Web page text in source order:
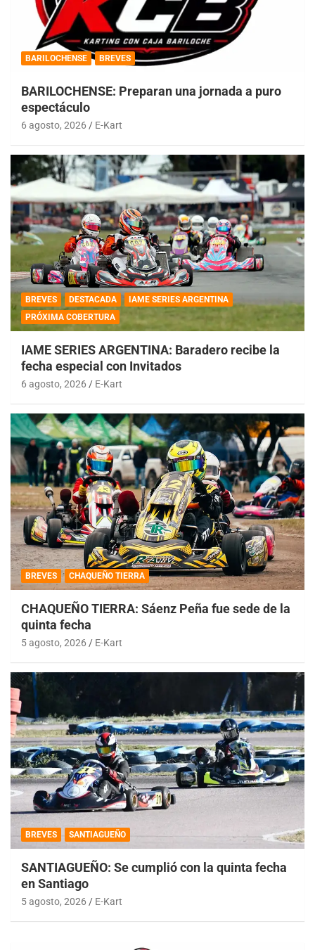
BARILOCHENSE BREVES
BARILOCHENSE: Preparan una jornada a puro
espectáculo
6 agosto, 2026 E-Kart
BREVES DESTACADA
IAME SERIES ARGENTINA
PRÓXIMA COBERTURA
IAME SERIES ARGENTINA: Baradero recibe la
fecha especial con Invitados
6 agosto, 2026 E-Kart
BREVES CHAQUEÑO TIERRA
CHAQUEÑO TIERRA: Sáenz Peña fue sede de la
quinta fecha
5 agosto, 2026 E-Kart
BREVES SANTIAGUEÑO
SANTIAGUEÑO: Se cumplió con la quinta fecha
en Santiago
5 agosto, 2026 E-Kart